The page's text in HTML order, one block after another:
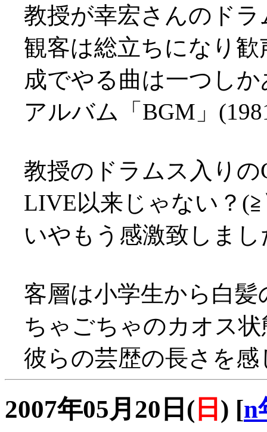
教授が幸宏さんのド
観客は総立ちになり
成でやる曲は一つし
アルバム「BGM」
教授のドラムス入りの
LIVE以来じゃない？
いやもう感激致しまし
客層は小学生から白
ちゃごちゃのカオス
彼らの芸歴の長さを
2007年05月20日( 日 ) [n